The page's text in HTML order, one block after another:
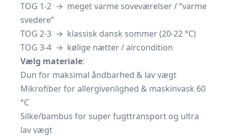
TOG 1-2 → meget varme soveværelser / “varme
svedere”
TOG 2-3 → klassisk dansk sommer (20-22 °C)
TOG 3-4 → kølige nætter / aircondition
Vælg materiale:
Dun for maksimal åndbarhed & lav vægt
Mikrofiber for allergivenlighed & maskinvask 60
°C
Silke/bambus for super fugttransport og ultra
lav vægt